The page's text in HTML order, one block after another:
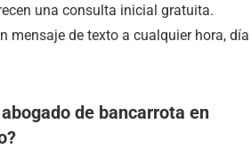
una consulta inicial gratuita.
mensaje de texto a cualquier hora, día
de bancarrota en